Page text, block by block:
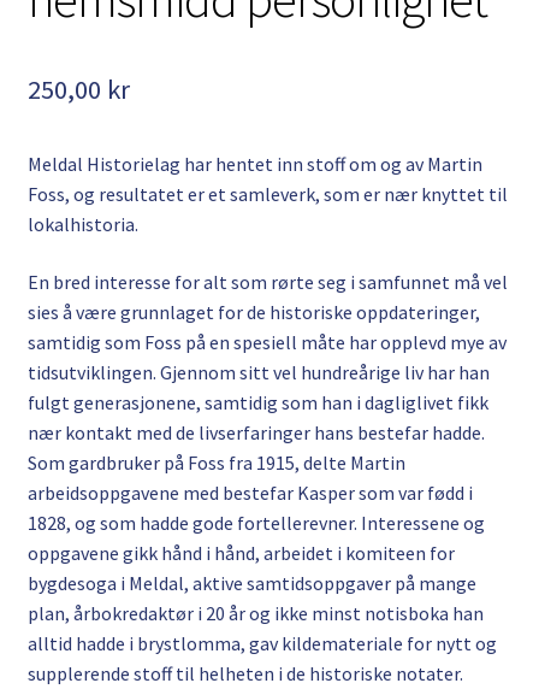
Kontakt
Min side
Om oss
Personvernerklæring
250,00 kr
Meldal Historielag har hentet inn stoff om og av Martin
Foss, og resultatet er et samleverk, som er nær knyttet til
lokalhistoria.
En bred interesse for alt som rørte seg i samfunnet må vel
sies å være grunnlaget for de historiske oppdateringer,
samtidig som Foss på en spesiell måte har opplevd mye av
tidsutviklingen. Gjennom sitt vel hundreårige liv har han
fulgt generasjonene, samtidig som han i dagliglivet fikk
nær kontakt med de livserfaringer hans bestefar hadde.
Som gardbruker på Foss fra 1915, delte Martin
arbeidsoppgavene med bestefar Kasper som var fødd i
1828, og som hadde gode fortellerevner. Interessene og
oppgavene gikk hånd i hånd, arbeidet i komiteen for
bygdesoga i Meldal, aktive samtidsoppgaver på mange
plan, årbokredaktør i 20 år og ikke minst notisboka han
alltid hadde i brystlomma, gav kildemateriale for nytt og
supplerende stoff til helheten i de historiske notater.